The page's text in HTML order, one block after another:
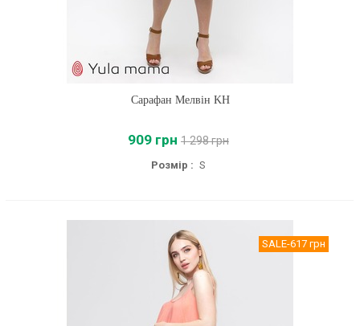
Сарафан Мелвін KH
909 грн 1 298 грн
Розмір : S
SALE-617 грн